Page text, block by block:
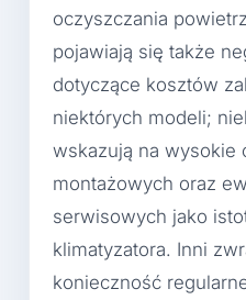
oczyszczania
pojawiają się także
dotyczące kosztów
niektórych modeli;
wskazują na wysokie
montażowych oraz
serwisowych jako
klimatyzatora. Inni
konieczność